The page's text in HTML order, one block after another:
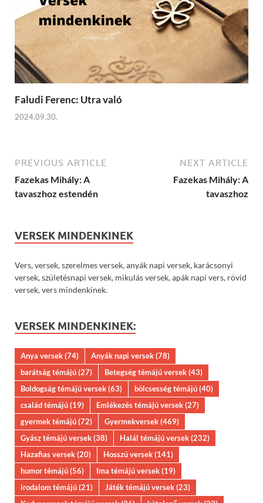
Faludi Ferenc: Utra való
2024.09.30.
PREVIOUS ARTICLE
Fazekas Mihály: A
tavaszhoz estendén
NEXT ARTICLE
Fazekas Mihály: A
tavaszhoz
VERSEK MINDENKINEK
Vers, versek, szerelmes versek, anyák napi versek, karácsonyi
versek, születésnapi versek, mikulás versek, apák napi vers, rövid
versek, vers mindenkinek.
VERSEK MINDENKINEK:
Anya versek(74) Anyák napi versek(78)
barátság témájú(27) Betegség témájú versek(43)
Boldogság témájú versek(63) bölcsesség témájú(40)
család témájú(19) Emlékezés témájú versek(27)
gyermek témájú(72) Gyermekversek(469)
Gyász témájú versek(38) Halál témájú versek(232)
Hazafias versek(20) Hosszú versek(141)
humor témájú(56) Ima témájú versek(19)
irodalom témájú(21) Játék témájú versek(23)